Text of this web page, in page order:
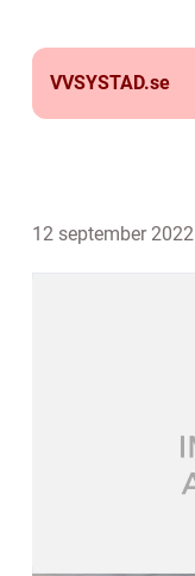
VVSYSTAD.se
12 september 2022